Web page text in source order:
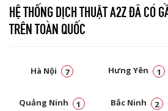
HỆ THỐNG DỊCH THUẬT A2Z ĐÃ CÓ
TRÊN TOÀN QUỐC
Hà Nội 7 Hưng Yên 1
Quảng Ninh 1 Bắc Ninh 2